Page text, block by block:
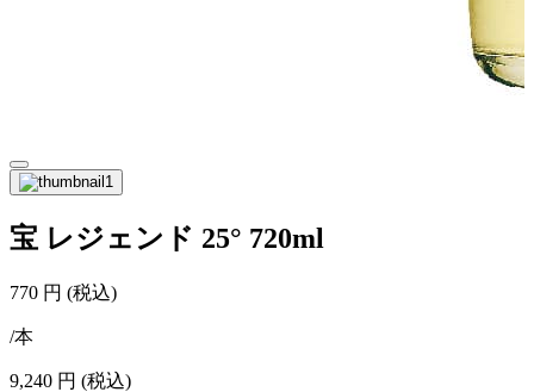
宝 レジェンド 25° 720ml
770 円 (税込)
/本
9,240 円 (税込)